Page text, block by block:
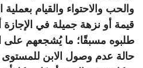
والحب والاحتواء والقيام بعملية
قيمة أو نزهة جميلة في
طلبوه مسبقًا؛ ما يُشجعهم على
حالة عدم وصول الابن